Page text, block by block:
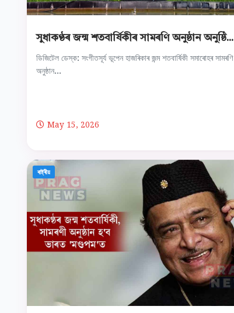
সুধাকণ্ঠৰ জন্ম শতবার্ষিকীৰ সামৰণি অনুষ্ঠান অনুষ্ঠি...
ডিজিটেল ডেস্ক: সংগীতসূর্য ভূপেন হাজৰিকাৰ জন্ম শতবার্ষিকী সমাৰোহৰ সামৰণি
অনুষ্ঠান...
May 15, 2026
ৰাষ্ট্ৰীয়